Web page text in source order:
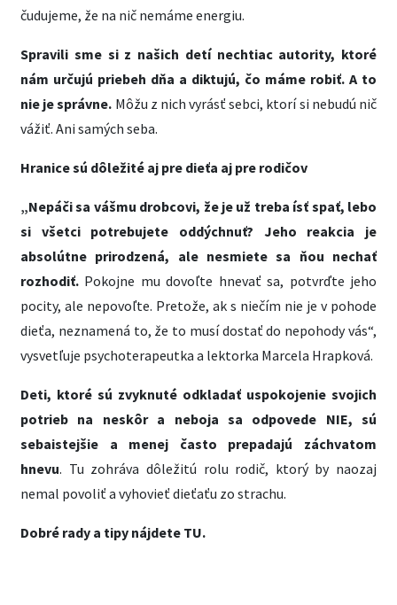
čudujeme, že na nič nemáme energiu.
Spravili sme si z našich detí nechtiac autority, ktoré
nám určujú priebeh dňa a diktujú, čo máme robiť. A to
nie je správne. Môžu z nich vyrásť sebci, ktorí si nebudú nič
vážiť. Ani samých seba.
Hranice sú dôležité aj pre dieťa aj pre rodičov
„Nepáči sa vášmu drobcovi, že je už treba ísť spať, lebo
si všetci potrebujete oddýchnuť? Jeho reakcia je
absolútne prirodzená, ale nesmiete sa ňou nechať
rozhodiť. Pokojne mu dovoľte hnevať sa, potvrďte jeho
pocity, ale nepovoľte. Pretože, ak s niečím nie je v pohode
dieťa, neznamená to, že to musí dostať do nepohody vás“,
vysvetľuje psychoterapeutka a lektorka Marcela Hrapková.
Deti, ktoré sú zvyknuté odkladať uspokojenie svojich
potrieb na neskôr a neboja sa odpovede NIE, sú
sebaistejšie a menej často prepadajú záchvatom
hnevu. Tu zohráva dôležitú rolu rodič, ktorý by naozaj
nemal povoliť a vyhovieť dieťaťu zo strachu.
Dobré rady a tipy nájdete TU.